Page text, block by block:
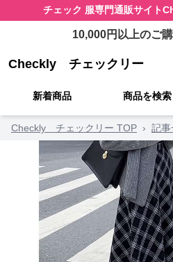
チェック 服専門通販サイト
10,000円以上のご
Checkly チェックリー
新着商品 商品を検索
Checkly チェックリー TOP › 記事